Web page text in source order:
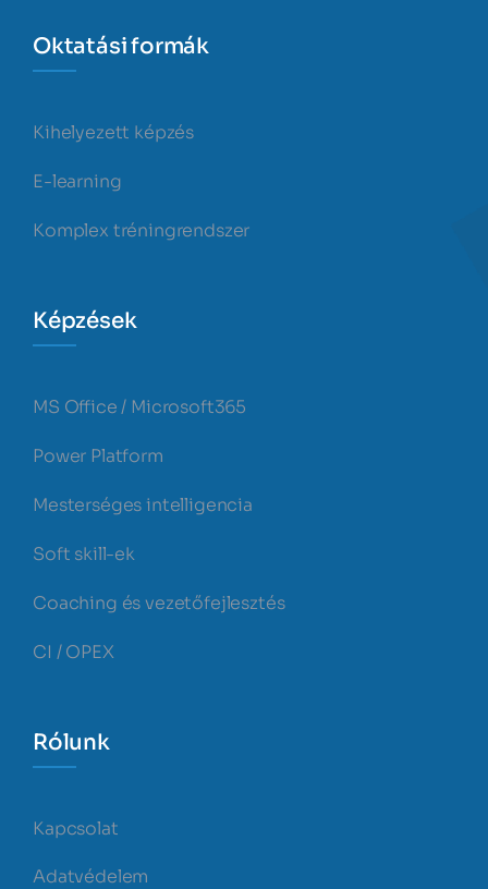
Oktatási formák
Kihelyezett képzés
E-learning
Komplex tréningrendszer
Képzések
MS Office / Microsoft365
Power Platform
Mesterséges intelligencia
Soft skill-ek
Coaching és vezetőfejlesztés
CI / OPEX
Rólunk
Kapcsolat
Adatvédelem